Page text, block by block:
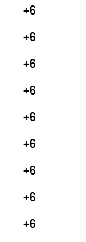
+6
+6
+6
+6
+6
+6
+6
+6
+6